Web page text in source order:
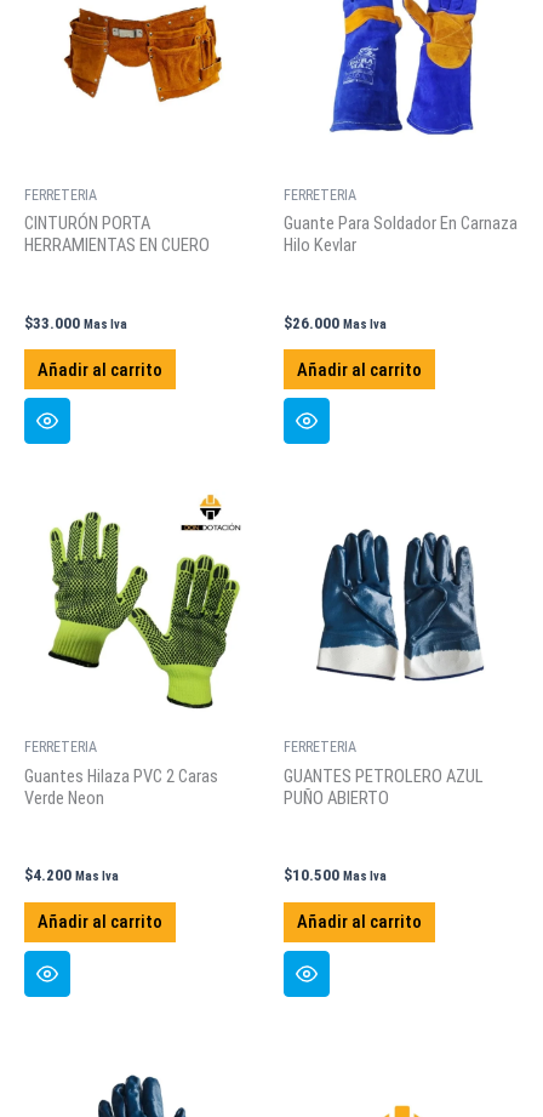
FERRETERIA
CINTURÓN PORTA
HERRAMIENTAS EN CUERO
$33.000 Mas Iva
Añadir al carrito
FERRETERIA
Guante Para Soldador En Carnaza
Hilo Kevlar
$26.000 Mas Iva
Añadir al carrito
FERRETERIA
Guantes Hilaza PVC 2 Caras
Verde Neon
$4.200 Mas Iva
Añadir al carrito
FERRETERIA
GUANTES PETROLERO AZUL
PUÑO ABIERTO
$10.500 Mas Iva
Añadir al carrito